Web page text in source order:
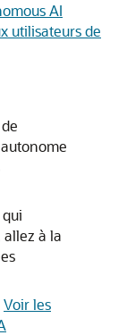
AI
utilisateurs de
à la
Voir les